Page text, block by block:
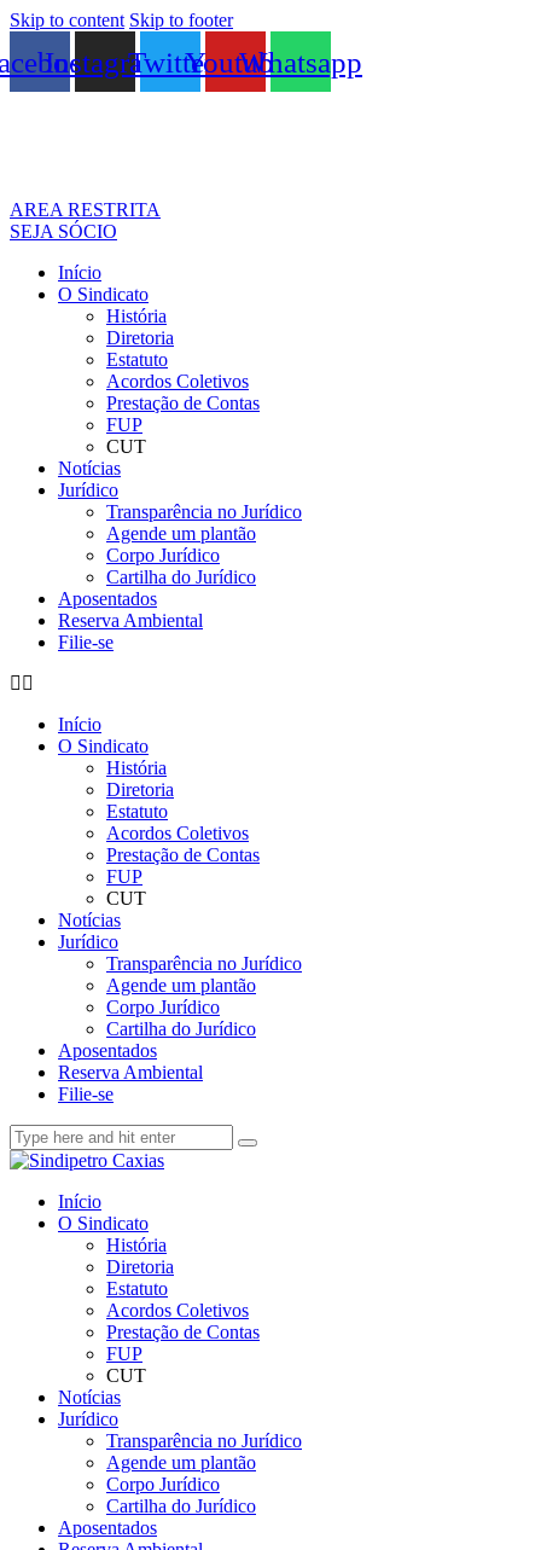
Skip to content Skip to footer
InstagramTwitterYoutubeWhatsapp
AREA RESTRITA
SEJA SÓCIO
Início
O Sindicato
História
Diretoria
Estatuto
Acordos Coletivos
Prestação de Contas
FUP
CUT
Notícias
Jurídico
Transparência no Jurídico
Agende um plantão
Corpo Jurídico
Cartilha do Jurídico
Aposentados
Reserva Ambiental
Filie-se
Início
O Sindicato
História
Diretoria
Estatuto
Acordos Coletivos
Prestação de Contas
FUP
CUT
Notícias
Jurídico
Transparência no Jurídico
Agende um plantão
Corpo Jurídico
Cartilha do Jurídico
Aposentados
Reserva Ambiental
Filie-se
Início
O Sindicato
História
Diretoria
Estatuto
Acordos Coletivos
Prestação de Contas
FUP
CUT
Notícias
Jurídico
Transparência no Jurídico
Agende um plantão
Corpo Jurídico
Cartilha do Jurídico
Aposentados